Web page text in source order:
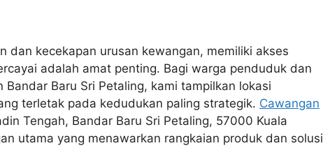
dan kecekapan urusan kewangan, memiliki akses
adalah amat penting. Bagi warga penduduk dan
Baru Sri Petaling, kami tampilkan lokasi
terletak pada kedudukan paling strategik. Cawangan
Tengah, Bandar Baru Sri Petaling, 57000 Kuala
utama yang menawarkan rangkaian produk dan solusi